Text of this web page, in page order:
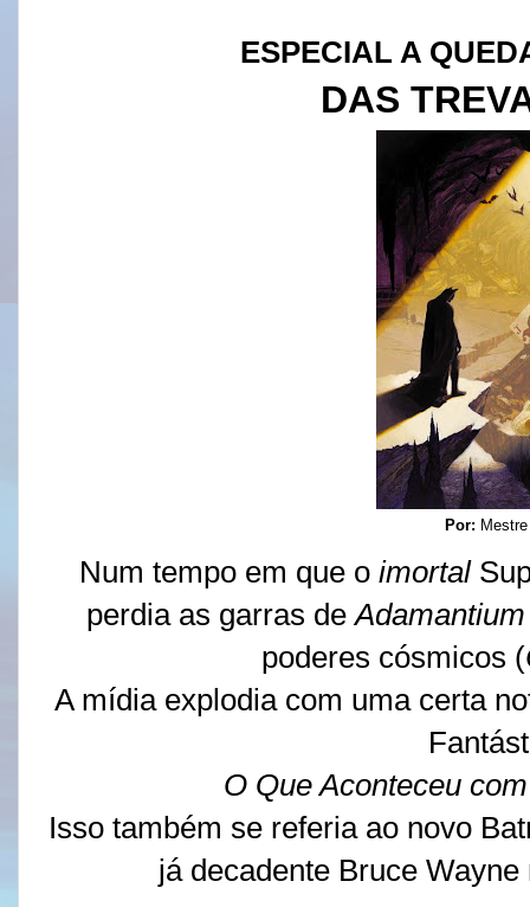
ESPECIAL A
DAS
Por:
Num tempo em que o imortal
perdia as garras deAdamantium
poderes cósmicos (
A mídia explodia com uma certa
O Que Aconteceu
Isso também se referia ao novo
já decadente Bruce